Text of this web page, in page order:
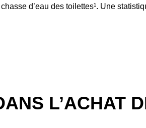
d’eau des toilettes¹. Une
L’ACHAT